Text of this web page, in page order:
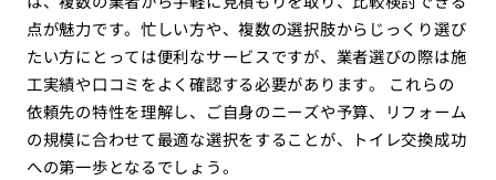
点が魅力です。忙しい方や、複数の選択肢からじっくり選び
たい方にとっては便利なサービスですが、業者選びの際は施
工実績や口コミをよく確認する必要があります。 これらの
依頼先の特性を理解し、ご自身のニーズや予算、リフォーム
の規模に合わせて最適な選択をすることが、トイレ交換成功
への第一歩となるでしょう。